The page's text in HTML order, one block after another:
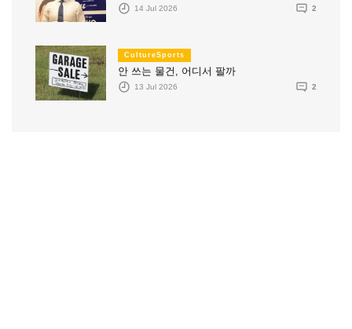
14 Jul 2026 2
CultureSports
안 쓰는 물건, 어디서 팔까
13 Jul 2026 2